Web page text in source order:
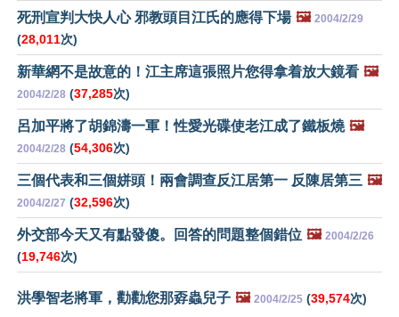
死刑宣判大快人心 邪教頭目江氏的應得下場 🖼️ 2004/2/29
(28,011次)
新華網不是故意的！江主席這張照片您得拿着放大鏡看 🖼️
2004/2/28 (37,285次)
呂加平將了胡錦濤一軍！性愛光碟使老江成了鐵板燒 🖼️
2004/2/28 (54,306次)
三個代表和三個姘頭！兩會調查反江居第一 反陳居第三 🖼️
2004/2/27 (32,596次)
外交部今天又有點發傻。回答的問題整個錯位 🖼️ 2004/2/26
(19,746次)
洪學智老將軍，勸勸您那孬蟲兒子 🖼️ 2004/2/25 (39,574次)